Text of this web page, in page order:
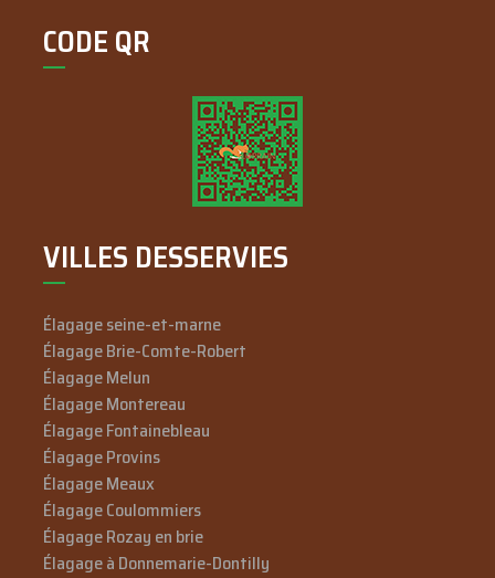
CODE QR
VILLES DESSERVIES
Élagage seine-et-marne
Élagage Brie-Comte-Robert
Élagage Melun
Élagage Montereau
Élagage Fontainebleau
Élagage Provins
Élagage Meaux
Élagage Coulommiers
Élagage Rozay en brie
Élagage à Donnemarie-Dontilly